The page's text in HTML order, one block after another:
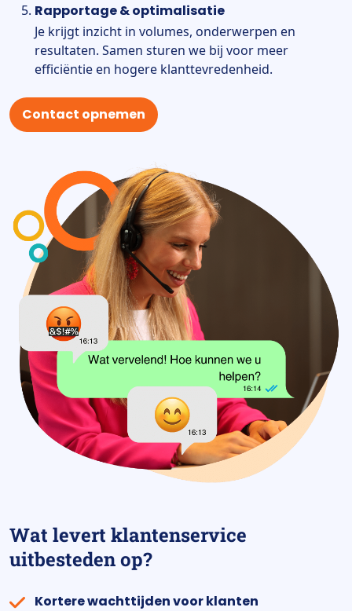
Rapportage & optimalisatie
Je krijgt inzicht in volumes, onderwerpen en
resultaten. Samen sturen we bij voor meer
efficiëntie en hogere klanttevredenheid.
Contact opnemen
Wat levert klantenservice
uitbesteden op?
Kortere wachttijden voor klanten